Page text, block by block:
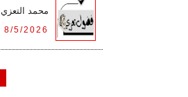
محمد التعزي
8/5/2026